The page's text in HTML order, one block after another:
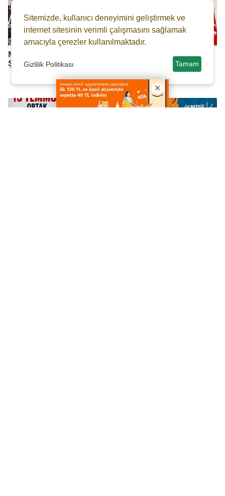
Mardin'de 15 Temmuz
Şehitleri Dualarla Anıldı
Vali Akkoyun: "15
Temmuz, Milletimizin
Yazdığı Kahramanlık
Destanıdır"
Sitemizde, kullanıcı deneyimini geliştirmek ve
internet sitesinin verimli çalışmasını sağlamak
amacıyla çerezler kullanılmaktadır.
Gizlilik Politikası Tamam